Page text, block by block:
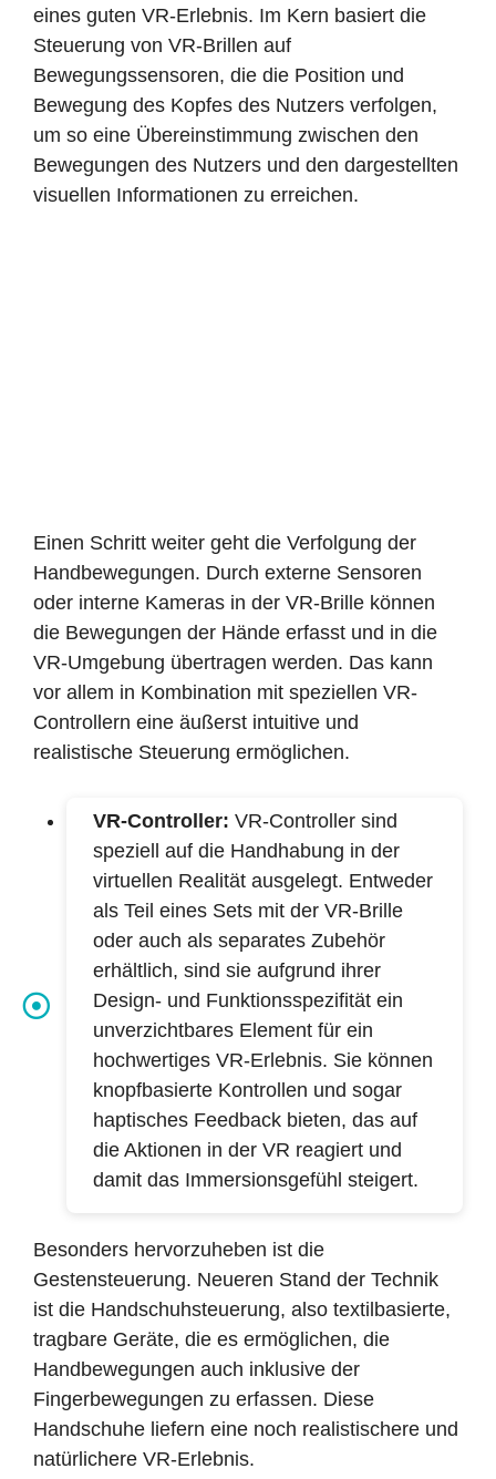
eines guten VR-Erlebnis. Im Kern basiert die
Steuerung von VR-Brillen auf
Bewegungssensoren, die die Position und
Bewegung des Kopfes des Nutzers verfolgen,
um so eine Übereinstimmung zwischen den
Bewegungen des Nutzers und den dargestellten
visuellen Informationen zu erreichen.
Einen Schritt weiter geht die Verfolgung der
Handbewegungen. Durch externe Sensoren
oder interne Kameras in der VR-Brille können
die Bewegungen der Hände erfasst und in die
VR-Umgebung übertragen werden. Das kann
vor allem in Kombination mit speziellen VR-
Controllern eine äußerst intuitive und
realistische Steuerung ermöglichen.
VR-Controller: VR-Controller sind
speziell auf die Handhabung in der
virtuellen Realität ausgelegt. Entweder
als Teil eines Sets mit der VR-Brille
oder auch als separates Zubehör
erhältlich, sind sie aufgrund ihrer
Design- und Funktionsspezifität ein
unverzichtbares Element für ein
hochwertiges VR-Erlebnis. Sie können
knopfbasierte Kontrollen und sogar
haptisches Feedback bieten, das auf
die Aktionen in der VR reagiert und
damit das Immersionsgefühl steigert.
Besonders hervorzuheben ist die
Gestensteuerung. Neueren Stand der Technik
ist die Handschuhsteuerung, also textilbasierte,
tragbare Geräte, die es ermöglichen, die
Handbewegungen auch inklusive der
Fingerbewegungen zu erfassen. Diese
Handschuhe liefern eine noch realistischere und
natürlichere VR-Erlebnis.